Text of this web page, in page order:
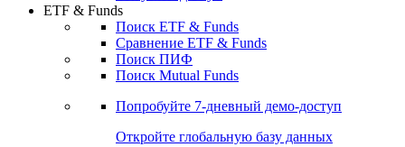
Откройте глобальную базу данных
Получить доступ
ETF & Funds
Сравнение ETF & Funds
Поиск Mutual Funds